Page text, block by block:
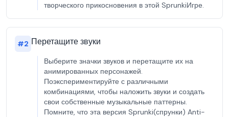
творческого прикосновения в этой SprunkiИгре.
#2 Перетащите звуки
Выберите значки звуков и перетащите их на
анимированных персонажей.
Поэкспериментируйте с различными
комбинациями, чтобы наложить звуки и создать
свои собственные музыкальные паттерны.
Помните, что эта версия Sprunki(спрунки) Anti-